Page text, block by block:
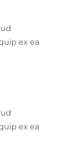
ex ea
ex ea